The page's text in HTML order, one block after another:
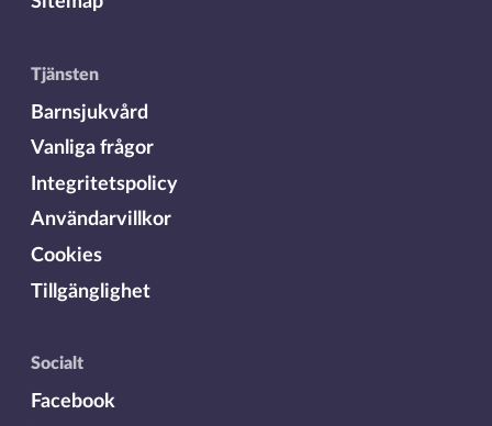
Tjänsten
Barnsjukvård
Vanliga frågor
Integritetspolicy
Användarvillkor
Cookies
Tillgänglighet
Socialt
Facebook